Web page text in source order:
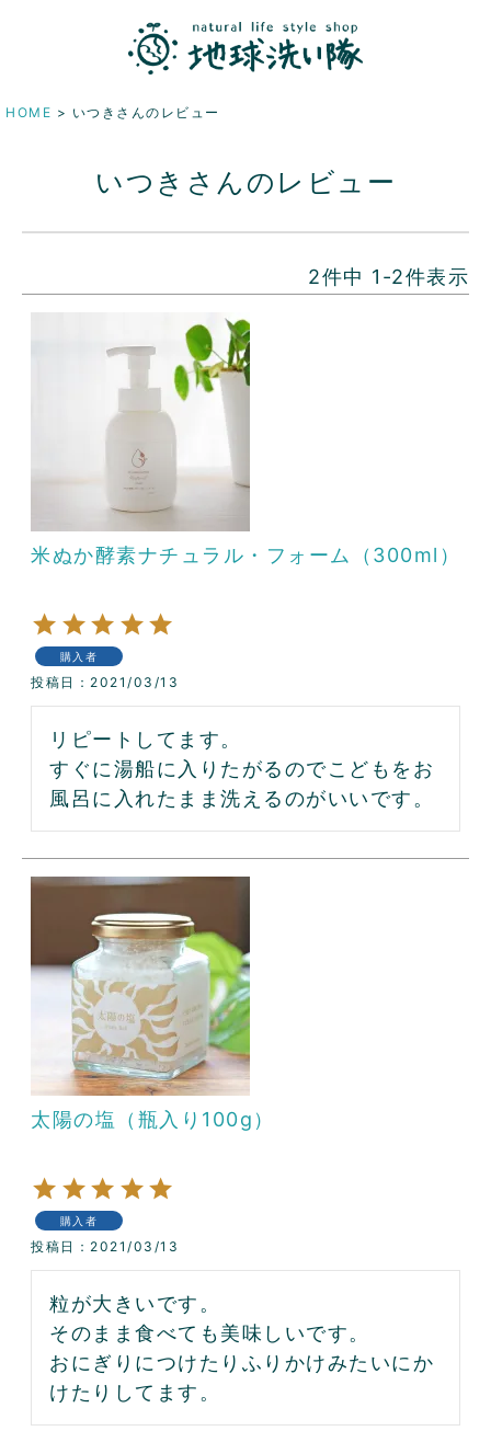
HOME いつきさんのレビュー
いつきさんのレビュー
2件中 1 -2件表示
米ぬか酵素ナチュラル・フォーム（300ml）
購入者
投稿日 2021/03/13
リピートしてます。
すぐに湯船に入りたがるのでこどもをお
太陽の塩（瓶入り100g）
購入者
投稿日 2021/03/13
粒が大きいです。
そのまま食べても美味しいです。
おにぎりにつけたりふりかけみたいにか
けたりしてます。